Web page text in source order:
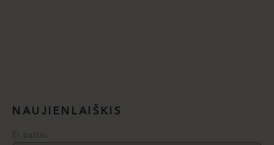
NAUJIENLAIŠKIS
El. paštas